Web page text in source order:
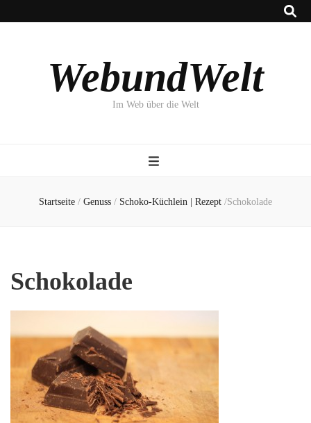
WebundWelt
Im Web über die Welt
Startseite / Genuss / Schoko-Küchlein | Rezept /Schokolade
Schokolade